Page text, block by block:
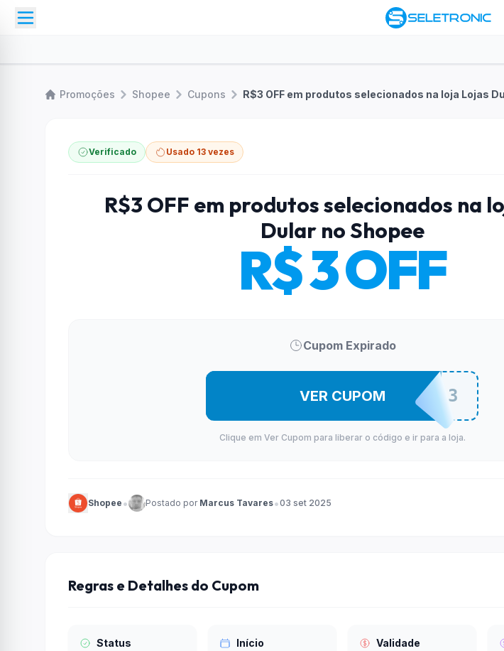
Promoções Shopee Cupons
Verificado Usado 13 vezes
R$3 OFF em produtos selecionados na
Dular no Shopee
R$ 3 OFF
Cupom Expirado
LOJA09253
VER CUPOM
Clique em Ver Cupom para liberar o código e ir para a loja.
Shopee • Postado por Marcus Tavares•03 set 2025
Regras e Detalhes do Cupom
Status
Início
Validade